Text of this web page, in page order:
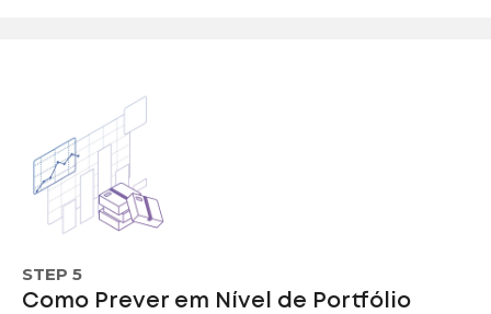
STEP 5
Como Prever em Nível de Portfólio